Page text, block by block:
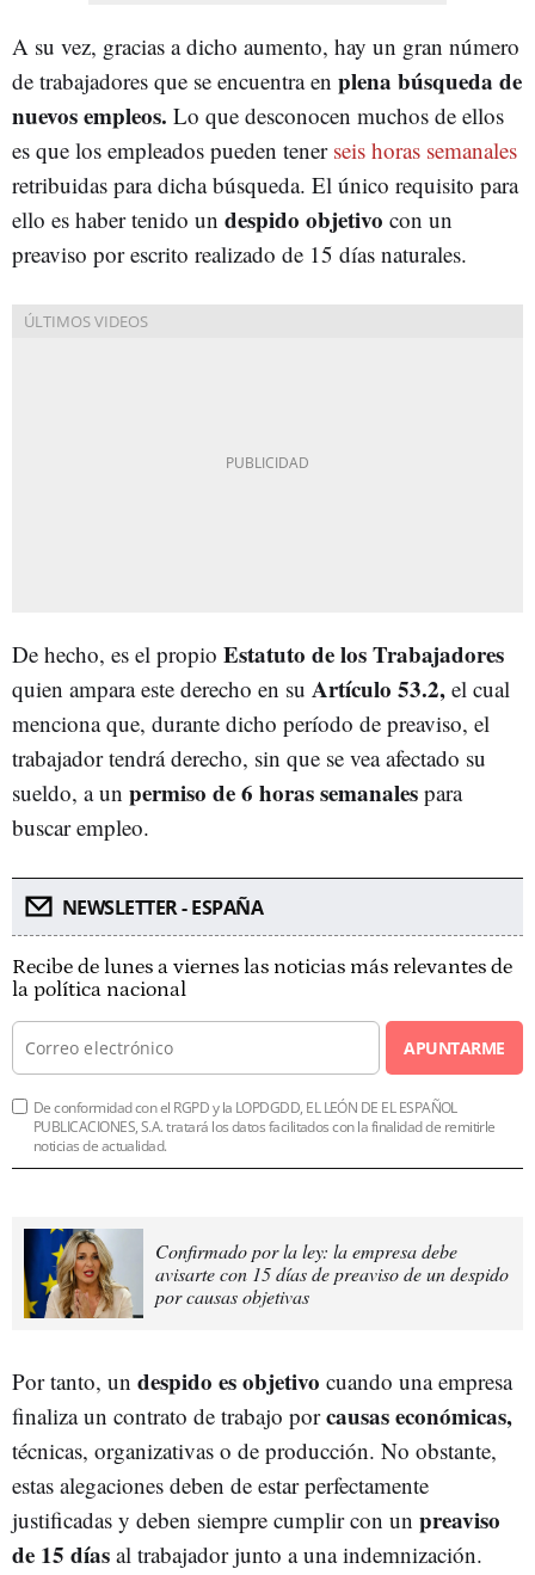
A su vez, gracias a dicho aumento, hay un gran número
de trabajadores que se encuentra en plena búsqueda de
nuevos empleos. Lo que desconocen muchos de ellos
es que los empleados pueden tener seis horas semanales
retribuidas para dicha búsqueda. El único requisito para
ello es haber tenido un despido objetivo con un
preaviso por escrito realizado de 15 días naturales.
De hecho, es el propio Estatuto de los Trabajadores
quien ampara este derecho en su Artículo 53.2, el cual
menciona que, durante dicho período de preaviso, el
trabajador tendrá derecho, sin que se vea afectado su
sueldo, a un permiso de 6 horas semanales para
buscar empleo.
NEWSLETTER - ESPAÑA
Recibe de lunes a viernes las noticias más relevantes de
la política nacional
APUNTARME
De conformidad con el RGPD y la LOPDGDD, EL LEÓN DE EL ESPAÑOL
PUBLICACIONES, S.A. tratará los datos facilitados con la finalidad de remitirle
noticias de actualidad.
Confirmado por la ley: la empresa debe
avisarte con 15 días de preaviso de un despido
por causas objetivas
Por tanto, un despido es objetivo cuando una empresa
finaliza un contrato de trabajo porcausas económicas,
técnicas, organizativas o de producción. No obstante,
estas alegaciones deben de estar perfectamente
justificadas y deben siempre cumplir con un preaviso
de 15 días al trabajador junto a una indemnización.